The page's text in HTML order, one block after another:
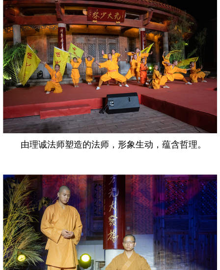
由理诚法师塑造的法师，形象生动，蕴含哲理。